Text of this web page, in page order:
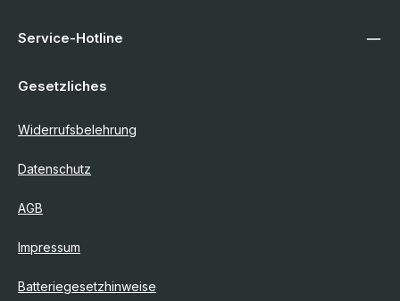
Service-Hotline
Gesetzliches
Widerrufsbelehrung
Datenschutz
AGB
Impressum
Batteriegesetzhinweise